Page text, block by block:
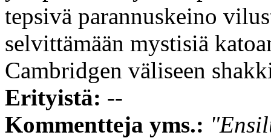
tepsivä parannuskeino
selvittämään mystisiä
Cambridgen väliseen
Erityistä: --
Kommentteja yms.: